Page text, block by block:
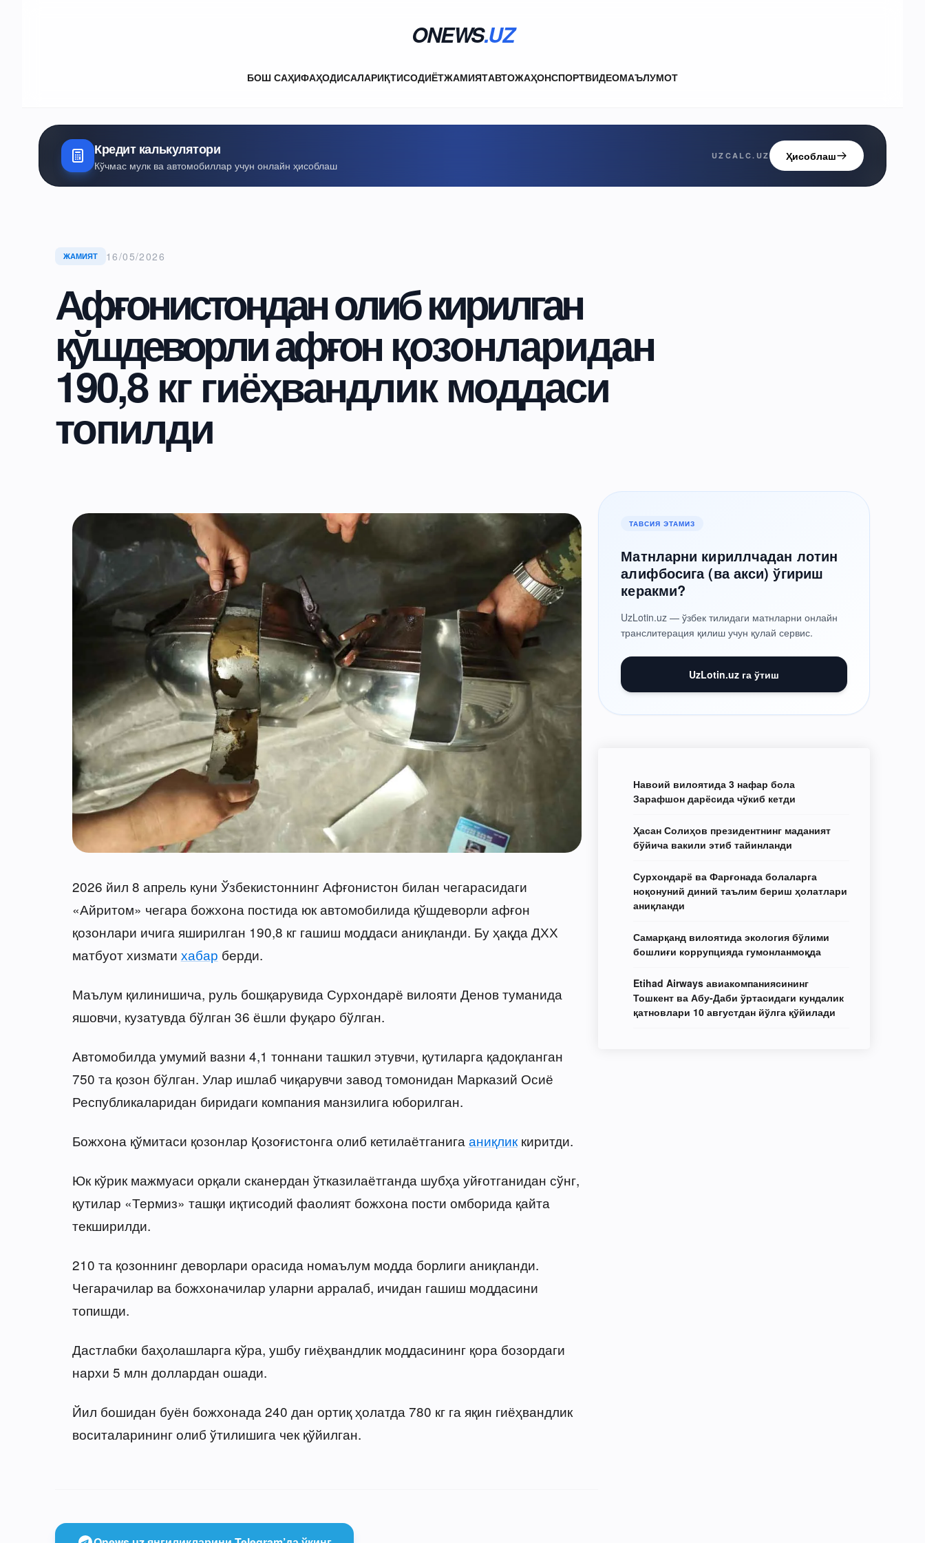
ONEWS.UZ
БОШ САҲИФАҲОДИСАЛАРИҚТИСОДИЁТЖАМИЯТАВТОЖАҲОНСПОРТВИДЕОМАЪЛУМОТ
Кредит калькулятори
Кўчмас мулк ва автомобиллар учун онлайн ҳисоблаш
UZCALC.UZ Ҳисоблаш
ЖАМИЯТ 16/05/2026
Афғонистондан олиб кирилган
қўшдеворли афғон қозонларидан
190,8 кг гиёҳвандлик моддаси
топилди
2026 йил 8 апрель куни Ўзбекистоннинг Афғонистон билан чегарасидаги
«Айритом» чегара божхона постида юк автомобилида қўшдеворли афғон
қозонлари ичига яширилган 190,8 кг гашиш моддаси аниқланди. Бу ҳақда ДХХ
матбуот хизмати хабар берди.
Маълум қилинишича, руль бошқарувида Сурхондарё вилояти Денов туманида
яшовчи, кузатувда бўлган 36 ёшли фуқаро бўлган.
Автомобилда умумий вазни 4,1 тоннани ташкил этувчи, қутиларга қадоқланган
750 та қозон бўлган. Улар ишлаб чиқарувчи завод томонидан Марказий Осиё
Республикаларидан биридаги компания манзилига юборилган.
Божхона қўмитаси қозонлар Қозоғистонга олиб кетилаётганига аниқликкиритди.
Юк кўрик мажмуаси орқали сканердан ўтказилаётганда шубҳа уйғотганидан сўнг,
қутилар «Термиз» ташқи иқтисодий фаолият божхона пости омборида қайта
текширилди.
210 та қозоннинг деворлари орасида номаълум модда борлиги аниқланди.
Чегарачилар ва божхоначилар уларни арралаб, ичидан гашиш моддасини
топишди.
Дастлабки баҳолашларга кўра, ушбу гиёҳвандлик моддасининг қора бозордаги
нархи 5 млн доллардан ошади.
Йил бошидан буён божхонада 240 дан ортиқ ҳолатда 780 кг га яқин гиёҳвандлик
воситаларининг олиб ўтилишига чек қўйилган.
ТАВСИЯ ЭТАМИЗ
Матнларни кириллчадан лотин
алифбосига (ва акси) ўгириш
керакми?
UzLotin.uz — ўзбек тилидаги матнларни онлайн
транслитерация қилиш учун қулай сервис.
UzLotin.uz га ўтиш
Навоий вилоятида 3 нафар бола
Зарафшон дарёсида чўкиб кетди
Ҳасан Солиҳов президентнинг маданият
бўйича вакили этиб тайинланди
Сурхондарё ва Фарғонада болаларга
ноқонуний диний таълим бериш ҳолатлари
аниқланди
Самарқанд вилоятида экология бўлими
бошлиғи коррупцияда гумонланмоқда
Etihad Airways авиакомпаниясининг
Тошкент ва Абу-Даби ўртасидаги кундалик
қатновлари 10 августдан йўлга қўйилади